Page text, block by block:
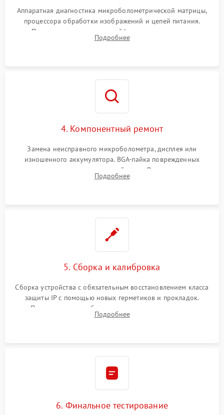
Аппаратная диагностика микроболометрической матрицы,
процессора обработки изображений и цепей питания.
Проверка целостности шлейфов, модуля памяти и
интерфейсов связи. Выявление сгоревших SMD-компонентов
Подробнее
4. Компонентный ремонт
Замена неисправного микроболометра, дисплея или
изношенного аккумулятора. BGA-пайка поврежденных
контроллеров на материнской плате. Восстановление
разъемов и кнопок, замена поврежденных элементов
Подробнее
5. Сборка и калибровка
Сборка устройства с обязательным восстановлением класса
защиты IP с помощью новых герметиков и прокладок.
Программная калибровка матрицы по эталонному
абсолютно черному телу для точного измерения температур.
Подробнее
6. Финальное тестирование